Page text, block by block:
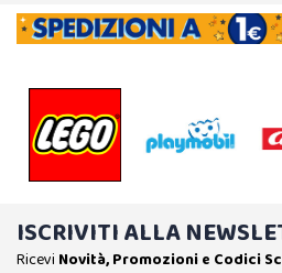
ISCRIVITI ALLA
Ricevi Novità, Promozioni e Codici